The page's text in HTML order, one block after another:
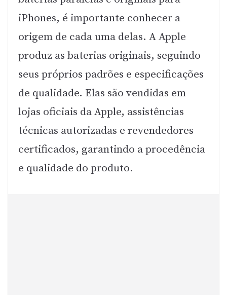
iPhones, é importante conhecer a
origem de cada uma delas. A Apple
produz as baterias originais, seguindo
seus próprios padrões e especificações
de qualidade. Elas são vendidas em
lojas oficiais da Apple, assistências
técnicas autorizadas e revendedores
certificados, garantindo a procedência
e qualidade do produto.